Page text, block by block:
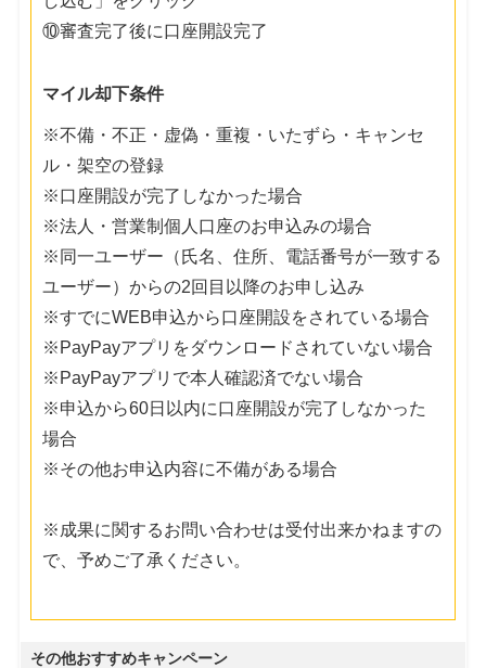
⑩審査完了後に口座開設完了
マイル却下条件
※不備・不正・虚偽・重複・いたずら・キャンセ
ル・架空の登録
※口座開設が完了しなかった場合
※法人・営業制個人口座のお申込みの場合
※同一ユーザー（氏名、住所、電話番号が一致する
ユーザー）からの2回目以降のお申し込み
※すでにWEB申込から口座開設をされている場合
※PayPayアプリをダウンロードされていない場合
※PayPayアプリで本人確認済でない場合
※申込から60日以内に口座開設が完了しなかった
場合
※その他お申込内容に不備がある場合
※成果に関するお問い合わせは受付出来かねますの
で、予めご了承ください。
その他おすすめキャンペーン